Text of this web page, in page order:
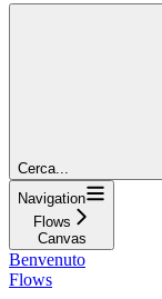
Cerca...
Navigation
Flows
Canvas
Benvenuto
Flows